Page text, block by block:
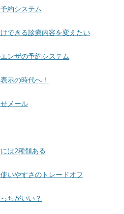
約システム
できる診療内容を変えたい
ンザの予約システム
示の時代へ！
メール
は2種類ある
いやすさのトレードオフ
ちがいい？